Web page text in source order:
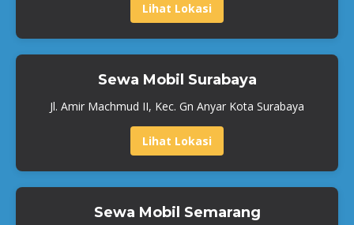
Lihat Lokasi
Sewa Mobil Surabaya
Jl. Amir Machmud II, Kec. Gn Anyar Kota Surabaya
Lihat Lokasi
Sewa Mobil Semarang